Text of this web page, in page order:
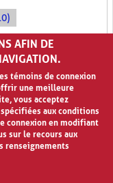
AFIN DE
témoins de connexion
une meilleure
vous acceptez
aux conditions
connexion en modifiant
sur le recours aux
renseignements